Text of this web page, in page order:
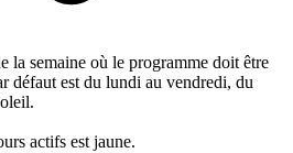
la semaine où le programme doit être
défaut est du lundi au vendredi, du
actifs est jaune.